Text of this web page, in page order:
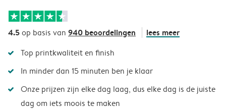
4.5op basis van 940 beoordelingen lees meer
Top printkwaliteit en finish
In minder dan 15 minuten ben je klaar
Onze prijzen zijn elke dag laag, dus elke dag is de juiste
dag om iets moois te maken